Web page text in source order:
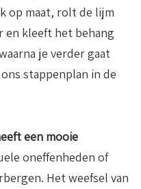
op maat, rolt de lijm
en kleeft het behang
je verder gaat
stappenplan in de
een mooie
oneffenheden of
Het weefsel van